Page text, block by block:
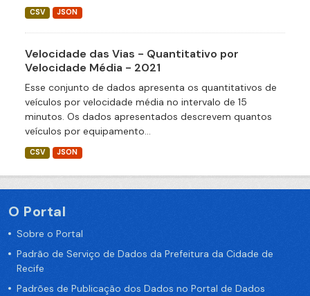
CSV JSON
Velocidade das Vias - Quantitativo por
Velocidade Média - 2021
Esse conjunto de dados apresenta os quantitativos de
veículos por velocidade média no intervalo de 15
minutos. Os dados apresentados descrevem quantos
veículos por equipamento...
CSV JSON
O Portal
Sobre o Portal
Padrão de Serviço de Dados da Prefeitura da Cidade de
Recife
Padrões de Publicação dos Dados no Portal de Dados